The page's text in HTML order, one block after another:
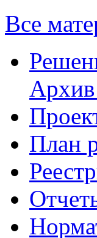
Все
План